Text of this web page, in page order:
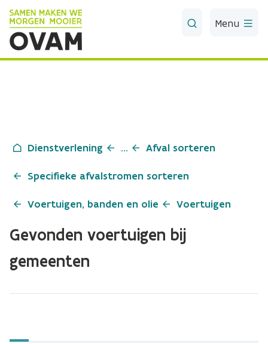
Skip to Main Content
Menu
Dienstverlening ... Afval sorteren
Specifieke afvalstromen sorteren
Voertuigen, banden en olie Voertuigen
Gevonden voertuigen bij
gemeenten